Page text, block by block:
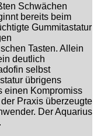
Schwächen
bereits beim
Gummitastatur
Tasten. Allein
deutlich
selbst
übrigens
einen Kompromiss
Praxis überzeugte
Der Aquarius